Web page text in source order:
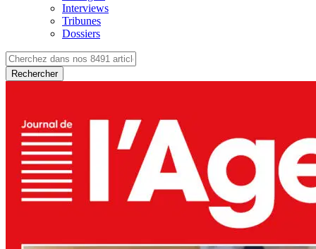
Interviews
Tribunes
Dossiers
Rechercher